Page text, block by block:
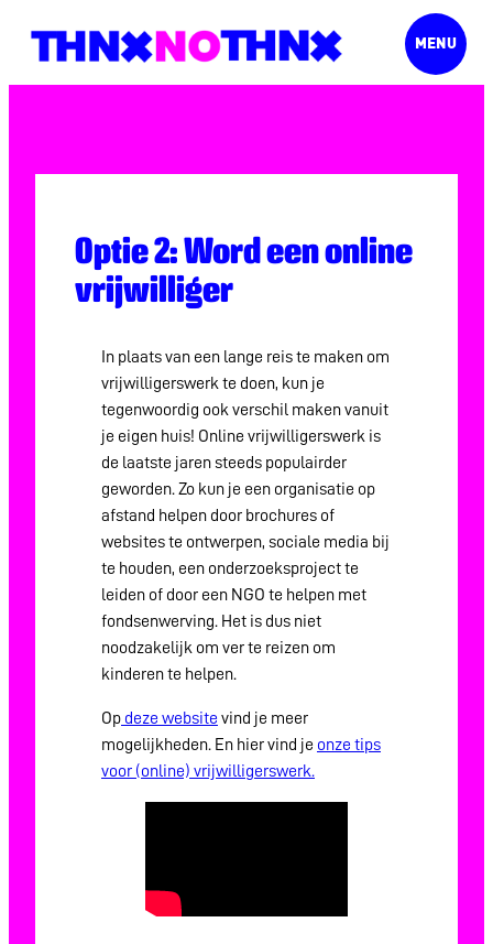
MENU
Optie 2: Word een online
vrijwilliger
In plaats van een lange reis te maken om
vrijwilligerswerk te doen, kun je
tegenwoordig ook verschil maken vanuit
je eigen huis! Online vrijwilligerswerk is
de laatste jaren steeds populairder
geworden. Zo kun je een organisatie op
afstand helpen door brochures of
websites te ontwerpen, sociale media bij
te houden, een onderzoeksproject te
leiden of door een NGO te helpen met
fondsenwerving. Het is dus niet
noodzakelijk om ver te reizen om
kinderen te helpen.
Op deze website vind je meer
mogelijkheden. En hier vind je onze tips
voor (online) vrijwilligerswerk.
Vrijwilligerswerk met
kinderen
Inspiratie
Goed project
Tips
Over ons
Contact